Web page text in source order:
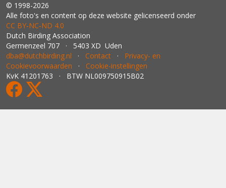
© 1998-2026
Alle foto's en content op deze website gelicenseerd onder
CC BY‑NC‑ND 4.0
Dutch Birding Association
Germenzeel 707 · 5403 XD Uden
dba@dutchbirding.nl · Contact · Privacy- en
Cookievoorwaarden · Cookie-instellingen
KvK 41201763 · BTW NL009750915B02